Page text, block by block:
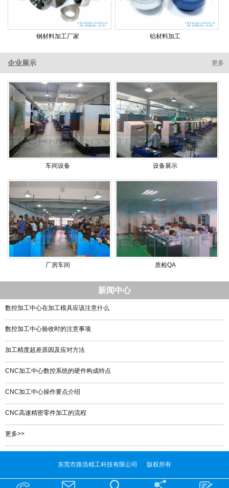
钢材料加工厂家 铝材料加工
更多
企业展示
车间设备 设备展示
厂房车间 质检QA
新闻中心
数控加工中心在加工模具应该注意什么
数控加工中心验收时的注意事项
加工精度超差原因及应对方法
CNC加工中心数控系统的硬件构成特点
CNC加工中心操作要点介绍
CNC高速精密零件加工的流程
更多>>
东莞市路浩精工科技有限公司 版权所有